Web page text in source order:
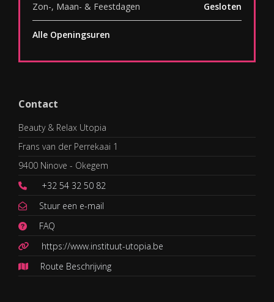
Zon-, Maan- & Feestdagen Gesloten
Alle Openingsuren
Contact
Beauty & Relax Utopia
Frans van der Perrekaai 1
9400 Ninove - Okegem
+32 54 32 50 82
Stuur een e-mail
FAQ
https://www.instituut-utopia.be
Route Beschrijving